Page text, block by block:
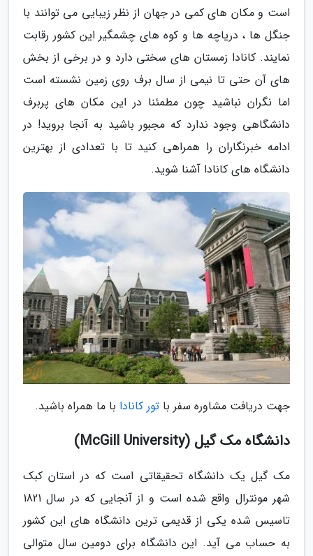
است و مکان های کمی در جهان از نظر زیبایی می توانند با
جنگل ها ، دریاچه ها و کوه های چشمگیر این کشور رقابت
نمایند. کانادا زمستان های سختی دارد و در برخی از بخش
های آن حتی تا نیمی از سال برف روی زمین نشسته است
اما نگران نباشید چون مطمئنا در این مکان های پربرف
دانشگاهی وجود ندارد که مجبور باشید به آنجا بروید! در
ادامه خبرنگاران را همراهی کنید تا با تعدادی از بهترین
دانشگاه های کانادا آشنا شوید.
جهت دریافت مشاوره سفر با تور کانادا با ما همراه باشید.
دانشگاه مک گیل (McGill University)
مک گیل یک دانشگاه تحقیقاتی است که در استان کبک
شهر مونترال واقع شده است و از آنجایی که در سال 1821
تاسیس شده یکی از قدیمی ترین دانشگاه های این کشور
به حساب می آید. این دانشگاه برای دومین سال متوالی